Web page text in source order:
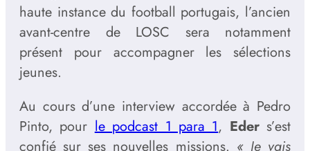
haute instance du football portugais, l’ancien
avant-centre de LOSC sera notamment
présent pour accompagner les sélections
jeunes.
Au cours d’une interview accordée à Pedro
Pinto, pourle podcast 1 para 1, Eders’est
confié sur ses nouvelles missions. « Je vais